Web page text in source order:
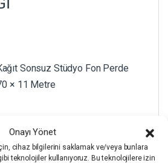
Onayı Yönet
cihaz bilgilerini saklamak ve/veya bunlara
teknolojiler kullanıyoruz. Bu teknolojilere izin
Sonsuz Stüdyo Fon Perde
× 11 Metre